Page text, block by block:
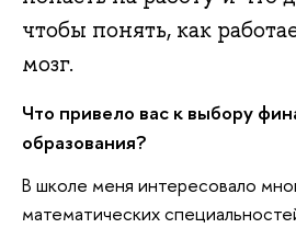
чтобы понять, как
мозг.
Что привело вас к выбору
образования?
В школе меня интересовало
математических